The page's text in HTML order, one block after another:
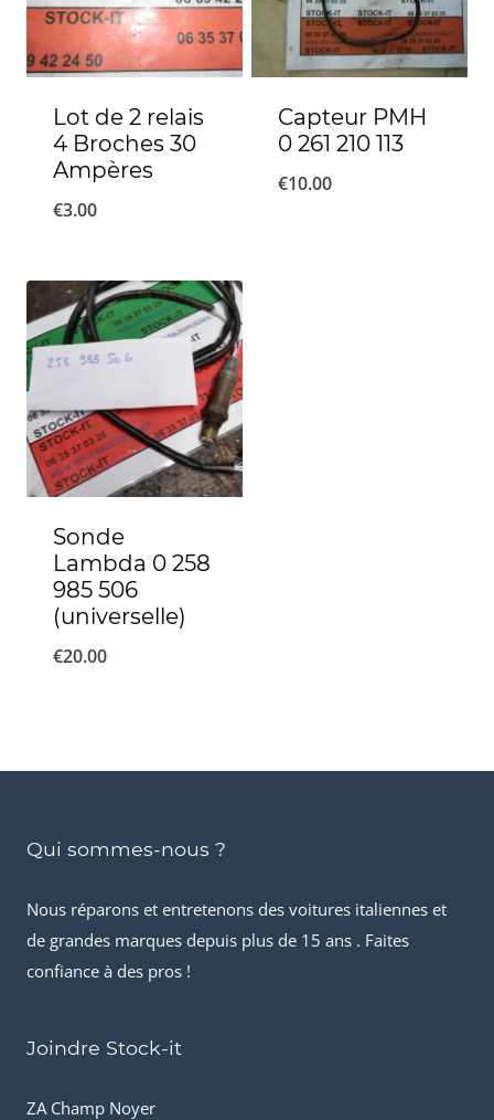
Lot de 2 relais
4 Broches 30
Ampères
€3.00
Capteur PMH
0 261 210 113
€10.00
Sonde
Lambda 0 258
985 506
(universelle)
€20.00
Qui sommes-nous ?
Nous réparons et entretenons des voitures italiennes et
de grandes marques depuis plus de 15 ans . Faites
confiance à des pros !
Joindre Stock-it
ZA Champ Noyer